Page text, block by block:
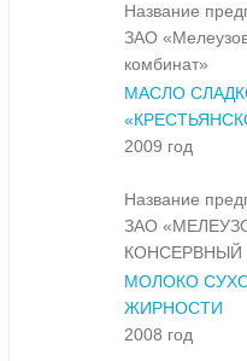
Название
ЗАО
комбинат»
МАСЛО
2009 год
Название
ЗАО
КОНСЕРВНЫЙ
МОЛОКО
ЖИРНОСТИ
2008 год